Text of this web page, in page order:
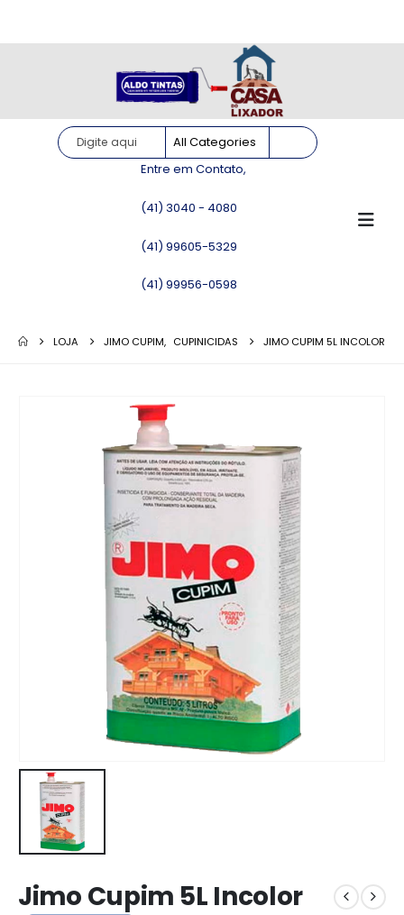
Entre em Contato,
(41) 3040 - 4080
(41) 99605-5329
(41) 99956-0598
LOJA JIMO CUPIM, CUPINICIDAS JIMO CUPIM 5L INCOLOR
Jimo Cupim 5L Incolor